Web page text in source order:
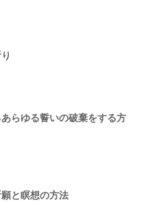
らゆる誓いの破棄をする方
と瞑想の方法